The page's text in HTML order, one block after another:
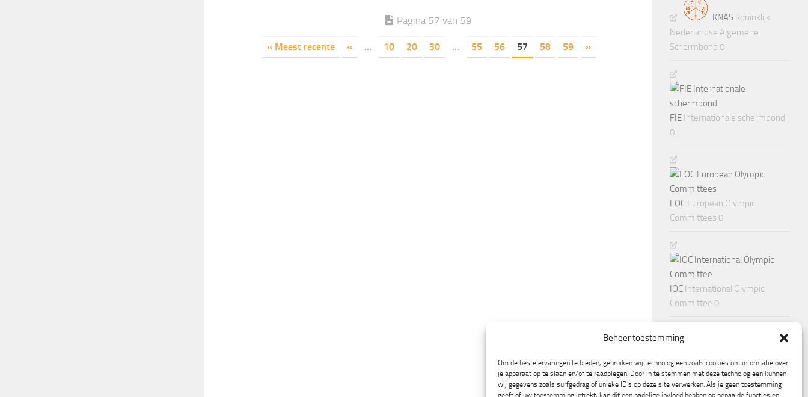
Beheer toestemming
Om de beste ervaringen te bieden, gebruiken wij technologieën zoals cookies om informatie over
je apparaat op te slaan en/of te raadplegen. Door in te stemmen met deze technologieën kunnen
wij gegevens zoals surfgedrag of unieke ID's op deze site verwerken. Als je geen toestemming
geeft of uw toestemming intrekt, kan dit een nadelige invloed hebben op bepaalde functies en
Pagina 57 van 59
« Meest recente « ... 10 20 30 ... 55 56 57 58 59 »
KNAS Koninklijk
Nederlandse Algemene
Schermbond 0
FIE Internationale schermbond
0
EOC European Olympic
Committees 0
IOC International Olympic
Committee 0